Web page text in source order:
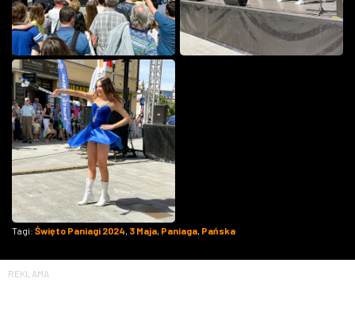
Tagi: Święto Paniagi 2024, 3 Maja, Paniaga, Pańska
REKLAMA